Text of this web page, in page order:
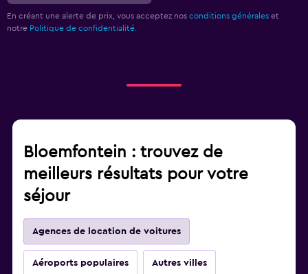
En créant une alerte de prix, vous acceptez nos conditions générales et
notre Politique de confidentialité.
Bloemfontein : trouvez de
meilleurs résultats pour votre
séjour
Agences de location de voitures
Aéroports populaires Autres villes